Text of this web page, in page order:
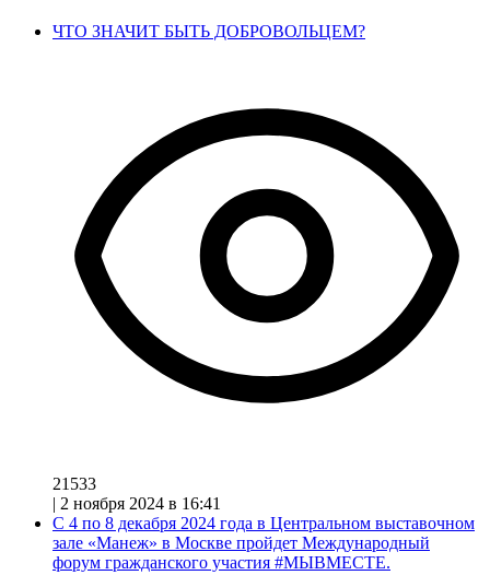
ЧТО ЗНАЧИТ БЫТЬ ДОБРОВОЛЬЦЕМ?
21533
| 2 ноября 2024 в 16:41
С 4 по 8 декабря 2024 года в Центральном выставочном
зале «Манеж» в Москве пройдет Международный
форум гражданского участия #МЫВМЕСТЕ.